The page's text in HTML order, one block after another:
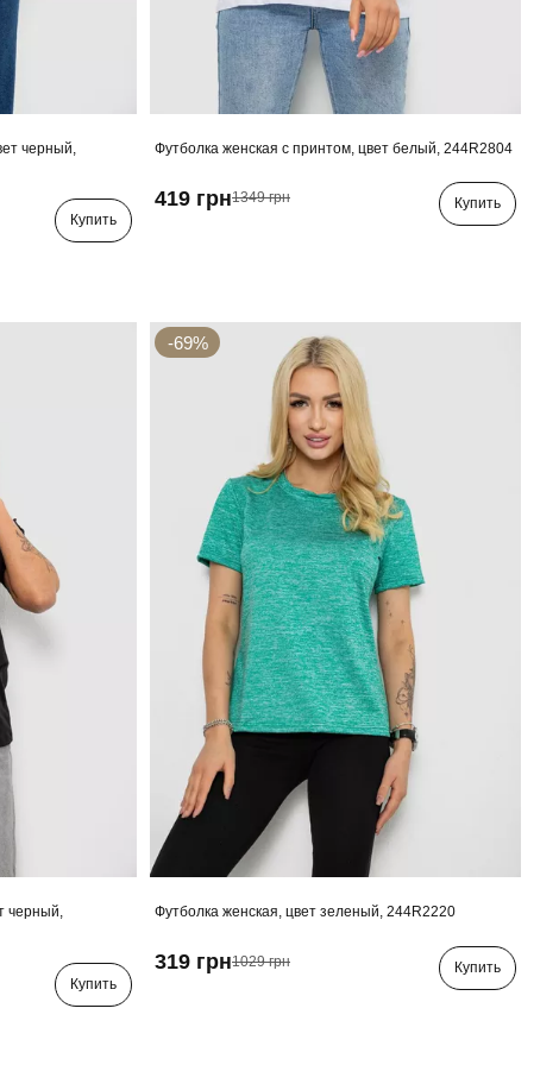
черный,
Купить
Футболка женская с принтом, цвет белый, 244R2804
419 грн1349 грн Купить
черный,
Купить
-69%
Футболка женская, цвет зеленый, 244R2220
319 грн1029 грн Купить